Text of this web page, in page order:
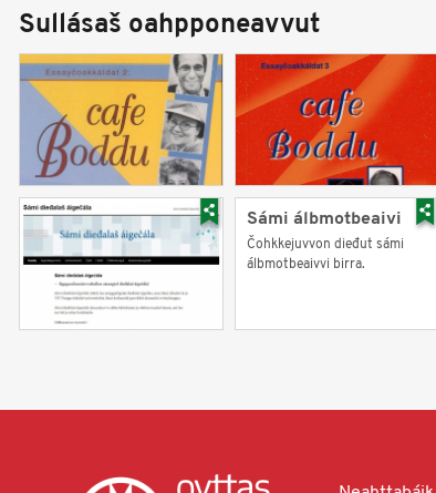
Sullásaš oahpponeavvut
Sámi álbmotbeaivi
Čohkkejuvvon dieđut sámi
álbmotbeaivvi birra.